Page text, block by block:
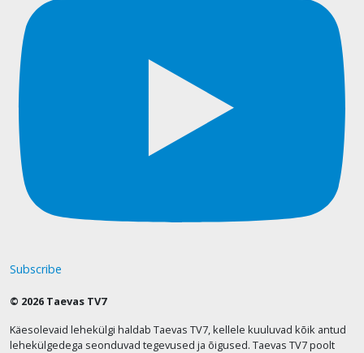
Subscribe
© 2026 Taevas TV7
Käesolevaid lehekülgi haldab Taevas TV7, kellele kuuluvad kõik antud
lehekülgedega seonduvad tegevused ja õigused. Taevas TV7 poolt